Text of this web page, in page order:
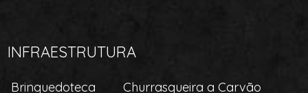
INFRAESTRUTURA
Brinquedoteca
Churrasqueira a Carvão